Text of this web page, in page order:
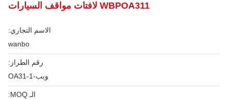
WBPOA311 لافتات مواقف السيارات
الاسم التجاري:
wanbo
رقم الطراز:
وبب-OA31-1
الـ MOQ: